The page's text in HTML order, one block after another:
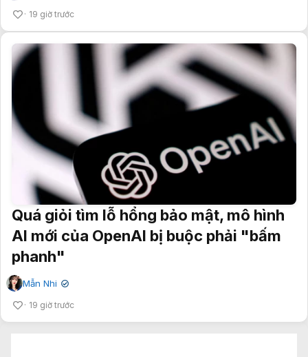
19 giờ trước
Quá giỏi tìm lỗ hổng bảo mật, mô hình
AI mới của OpenAI bị buộc phải "bấm
phanh"
Mẫn Nhi ✔
19 giờ trước